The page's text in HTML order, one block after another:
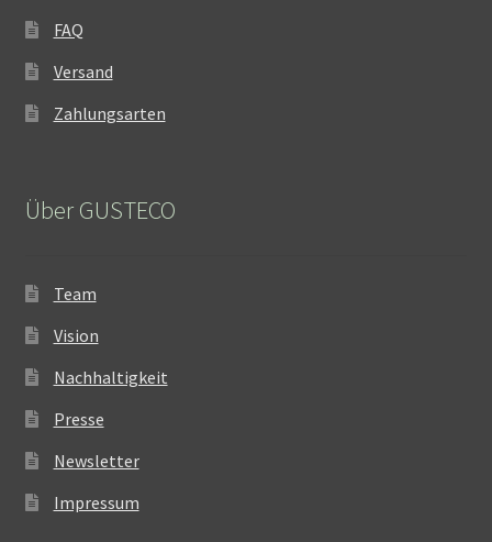
FAQ
Versand
Zahlungsarten
Über GUSTECO
Team
Vision
Nachhaltigkeit
Presse
Newsletter
Impressum